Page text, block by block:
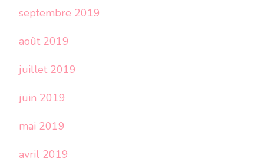
septembre 2019
août 2019
juillet 2019
juin 2019
mai 2019
avril 2019